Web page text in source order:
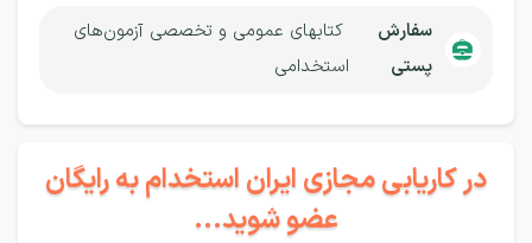
سفارش
پستی
کتابهای عمومی و تخصصی آزمون‌های
استخدامی
در کاریابی مجازی ایران استخدام به رایگان
عضو شوید...